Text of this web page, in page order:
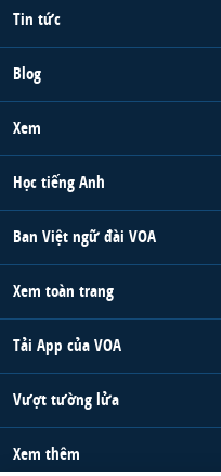
Tin tức
Blog
Xem
Học tiếng Anh
Ban Việt ngữ đài VOA
Xem toàn trang
Tải App của VOA
Vượt tường lửa
Xem thêm